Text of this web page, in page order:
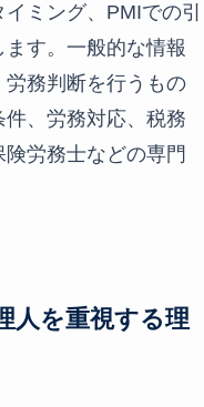
ミング、PMIでの引
す。一般的な情報
務判断を行うもの
、労務対応、税務
労務士などの専門
人を重視する理